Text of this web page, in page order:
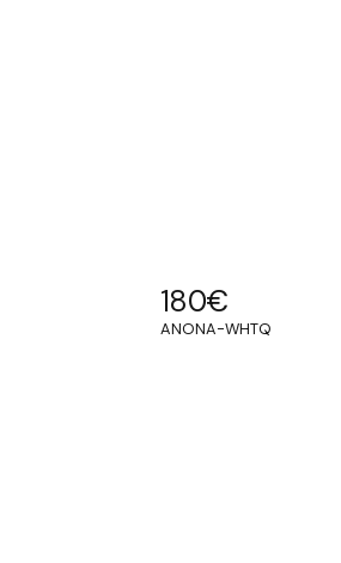
180€
ANONA-WHTQ